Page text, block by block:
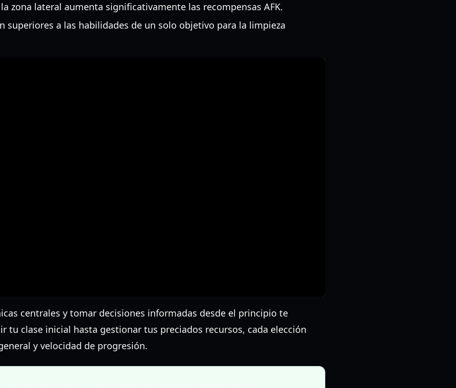
zona lateral aumenta significativamente las recompensas AFK.
superiores a las habilidades de un solo objetivo para la limpieza
centrales y tomar decisiones informadas desde el principio te
tu clase inicial hasta gestionar tus preciados recursos, cada elección
y velocidad de progresión.